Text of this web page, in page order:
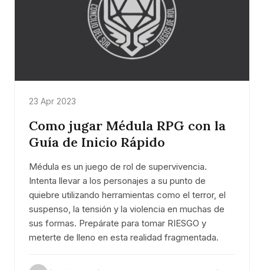
23 Apr 2023
Como jugar Médula RPG con la
Guía de Inicio Rápido
Médula es un juego de rol de supervivencia.
Intenta llevar a los personajes a su punto de
quiebre utilizando herramientas como el terror, el
suspenso, la tensión y la violencia en muchas de
sus formas. Prepárate para tomar RIESGO y
meterte de lleno en esta realidad fragmentada.